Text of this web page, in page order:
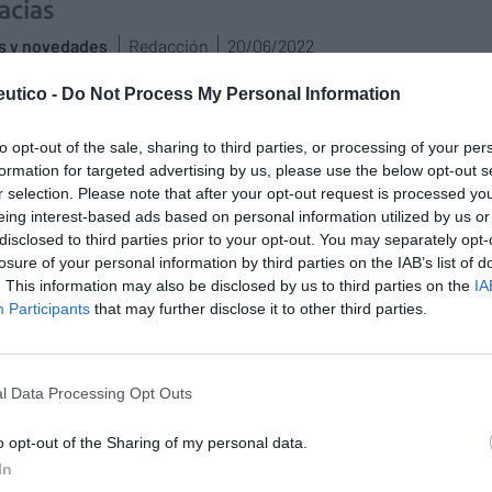
- Do Not Process My Personal Information
opt-out of the sale, sharing to third parties, or processing of your
for targeted advertising by us, please use the below opt-out
selection. Please note that after your opt-out request is processed
interest-based ads based on personal information utilized by us
to third parties prior to your opt-out. You may separately
of your personal information by third parties on the IAB’s list of
This information may also be disclosed by us to third parties on the
Participants that may further disclose it to other third parties.
Data Processing Opt Outs
opt-out of the Sharing of my personal data.
y novedades Redacción
20/06/2022
servicios profesionales farmacéuticos
la campaña «Sol sin riesgo» en
municipales de Zaragoza
y novedades Redacción
25/06/2019
de Zaragoza, la Asociación Española contra el
el Colegio Oficial de Farmacéuticos de Zaragoza
en las piscinas municipales. El objetivo de esta
sobre los efectos nocivos del sol y educar en hábitos
no falta a su cita con los